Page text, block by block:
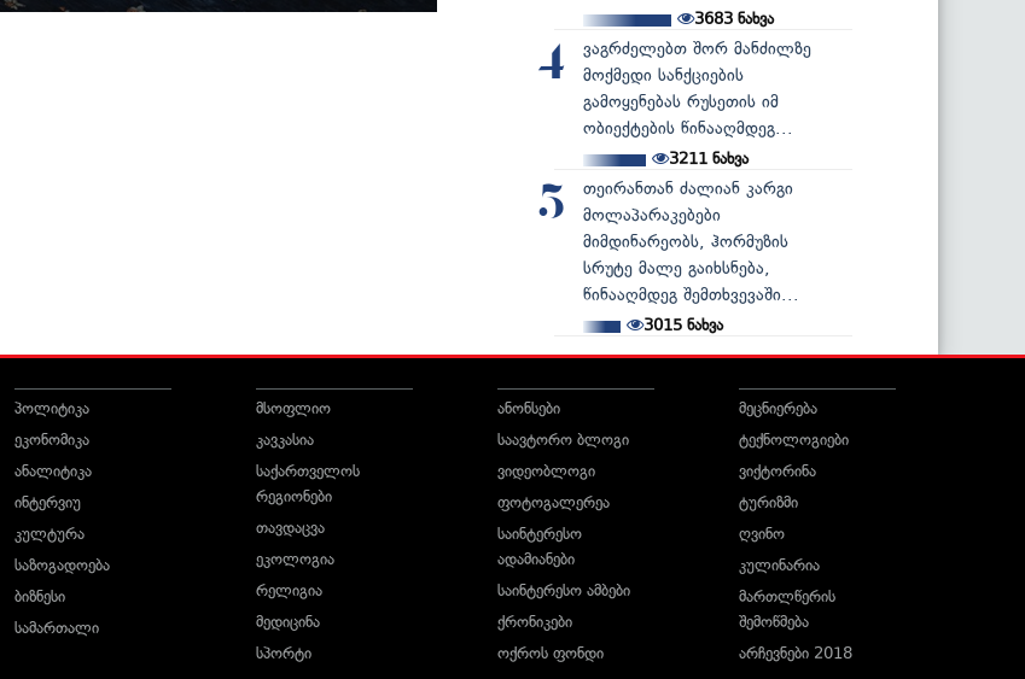
3683ნახვა
4
ვაგრძელებთ შორ მანძილზე
მოქმედი სანქციების
გამოყენებას რუსეთის იმ
ობიექტების წინააღმდეგ...
3211ნახვა
5
თეირანთან ძალიან კარგი
მოლაპარაკებები
მიმდინარეობს, ჰორმუზის
სრუტე მალე გაიხსნება,
წინააღმდეგ შემთხვევაში...
3015 ნახვა
პოლიტიკა
ეკონომიკა
ანალიტიკა
ინტერვიუ
კულტურა
საზოგადოება
ბიზნესი
სამართალი
მსოფლიო
კავკასია
საქართველოს
რეგიონები
თავდაცვა
ეკოლოგია
რელიგია
მედიცინა
სპორტი
ანონსები
საავტორო ბლოგი
ვიდეობლოგი
ფოტოგალერეა
საინტერესო
ადამიანები
საინტერესო ამბები
ქრონიკები
ოქროს ფონდი
მეცნიერება
ტექნოლოგიები
ვიქტორინა
ტურიზმი
ღვინო
კულინარია
მართლწერის
შემოწმება
არჩევნები 2018